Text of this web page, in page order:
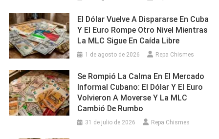
El Dólar Vuelve A Dispararse En Cuba
Y El Euro Rompe Otro Nivel Mientras
La MLC Sigue En Caída Libre
1 de agosto de 2026 Repa Chismes
Se Rompió La Calma En El Mercado
Informal Cubano: El Dólar Y El Euro
Volvieron A Moverse Y La MLC
Cambió De Rumbo
31 de julio de 2026 Repa Chismes